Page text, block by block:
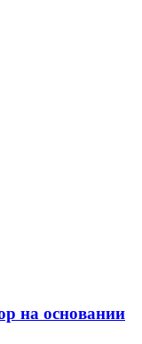
на основании